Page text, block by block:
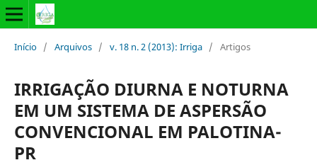
Início / Arquivos / v. 18 n. 2 (2013): Irriga / Artigos
IRRIGAÇÃO DIURNA E NOTURNA
EM UM SISTEMA DE ASPERSÃO
CONVENCIONAL EM PALOTINA-
PR